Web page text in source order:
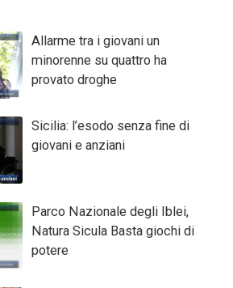
Allarme tra i giovani un
minorenne su quattro ha
provato droghe
Sicilia: l’esodo senza fine di
giovani e anziani
Parco Nazionale degli Iblei,
Natura Sicula Basta giochi di
potere